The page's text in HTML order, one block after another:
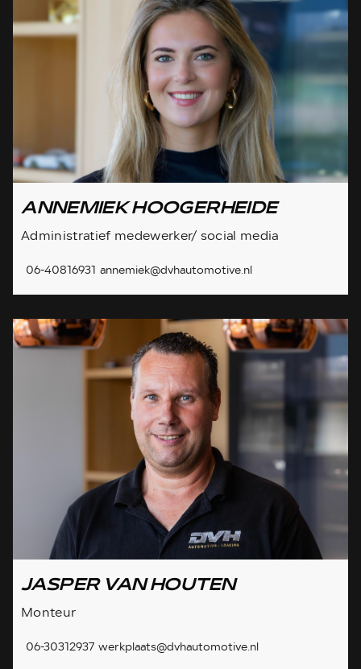
ANNEMIEK HOOGERHEIDE
Administratief medewerker/ social media
06-40816931 annemiek@dvhautomotive.nl
JASPER VAN HOUTEN
Monteur
06-30312937 werkplaats@dvhautomotive.nl